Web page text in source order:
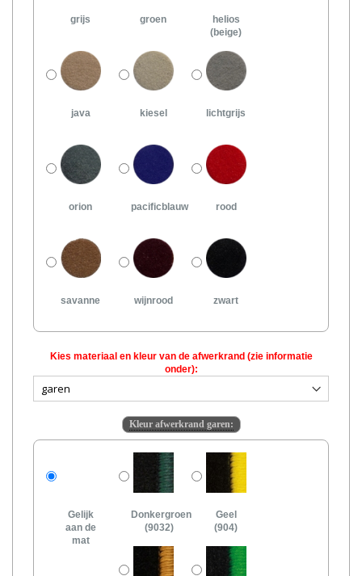
grijs groen
helios
(beige)
java kiesel lichtgrijs
orion pacificblauw rood
savanne wijnrood zwart
Kies materiaal en kleur van de afwerkrand (zie informatie
onder):
Kleur afwerkrand garen:
Gelijk
aan de
mat
Donkergroen
(9032)
Geel
(904)